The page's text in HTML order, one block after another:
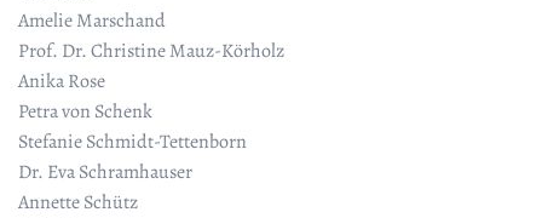
Amelie Marschand
Prof. Dr. Christine Mauz-Körholz
Anika Rose
Petra von Schenk
Stefanie Schmidt-Tettenborn
Dr. Eva Schramhauser
Annette Schütz